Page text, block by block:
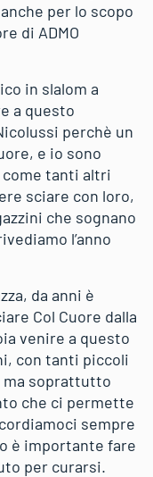
per lo scopo
di ADMO
in slalom a
a questo
perchè un
e io sono
tanti altri
sciare con loro,
che sognano
l’anno
da anni è
Col Cuore dalla
venire a questo
con tanti piccoli
soprattutto
che ci permette
sempre
è importante fare
per curarsi.